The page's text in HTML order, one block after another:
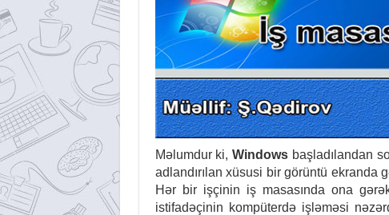
Məlumdur ki,Windows başladılandan
adlandırılan xüsusi bir görüntü ekranda
Hər bir işçinin iş masasında ona
istifadəçinin kompüterdə işləməsi